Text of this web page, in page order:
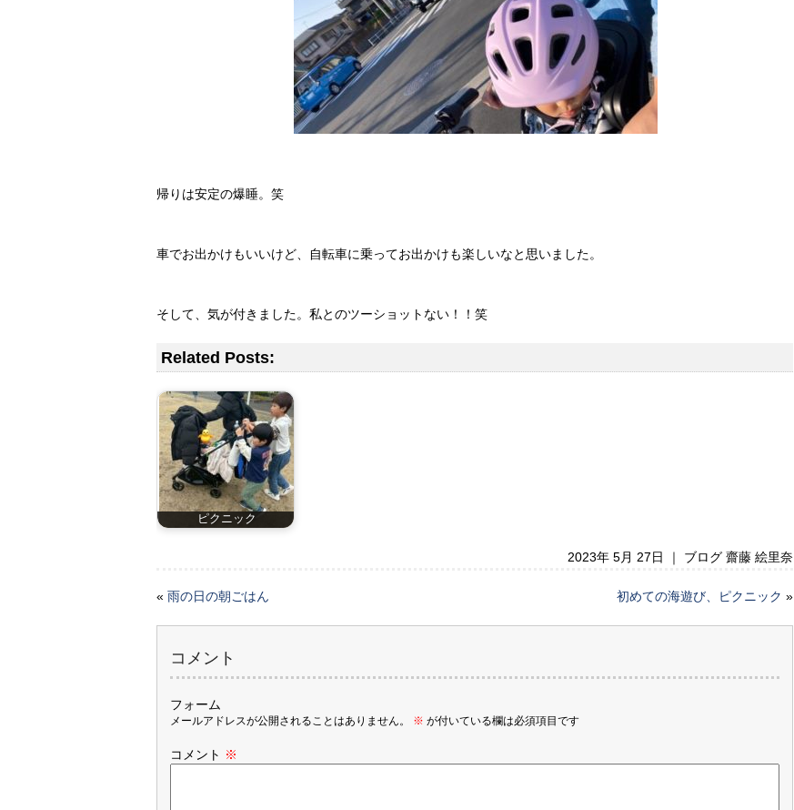
帰りは安定の爆睡。笑
車でお出かけもいいけど、自転車に乗ってお出かけも楽しいなと思いました。
そして、気が付きました。私とのツーショットない！！笑
Related Posts:
ピクニック
2023年 5月 27日 ｜ ブログ 齋藤 絵里奈
« 雨の日の朝ごはん 初めての海遊び、ピクニック »
コメント
フォーム
メールアドレスが公開されることはありません。 ※ が付いている欄は必須項目です
コメント ※